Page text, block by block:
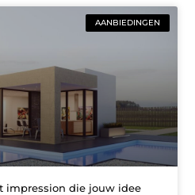
AANBIEDINGEN
impression die jouw idee